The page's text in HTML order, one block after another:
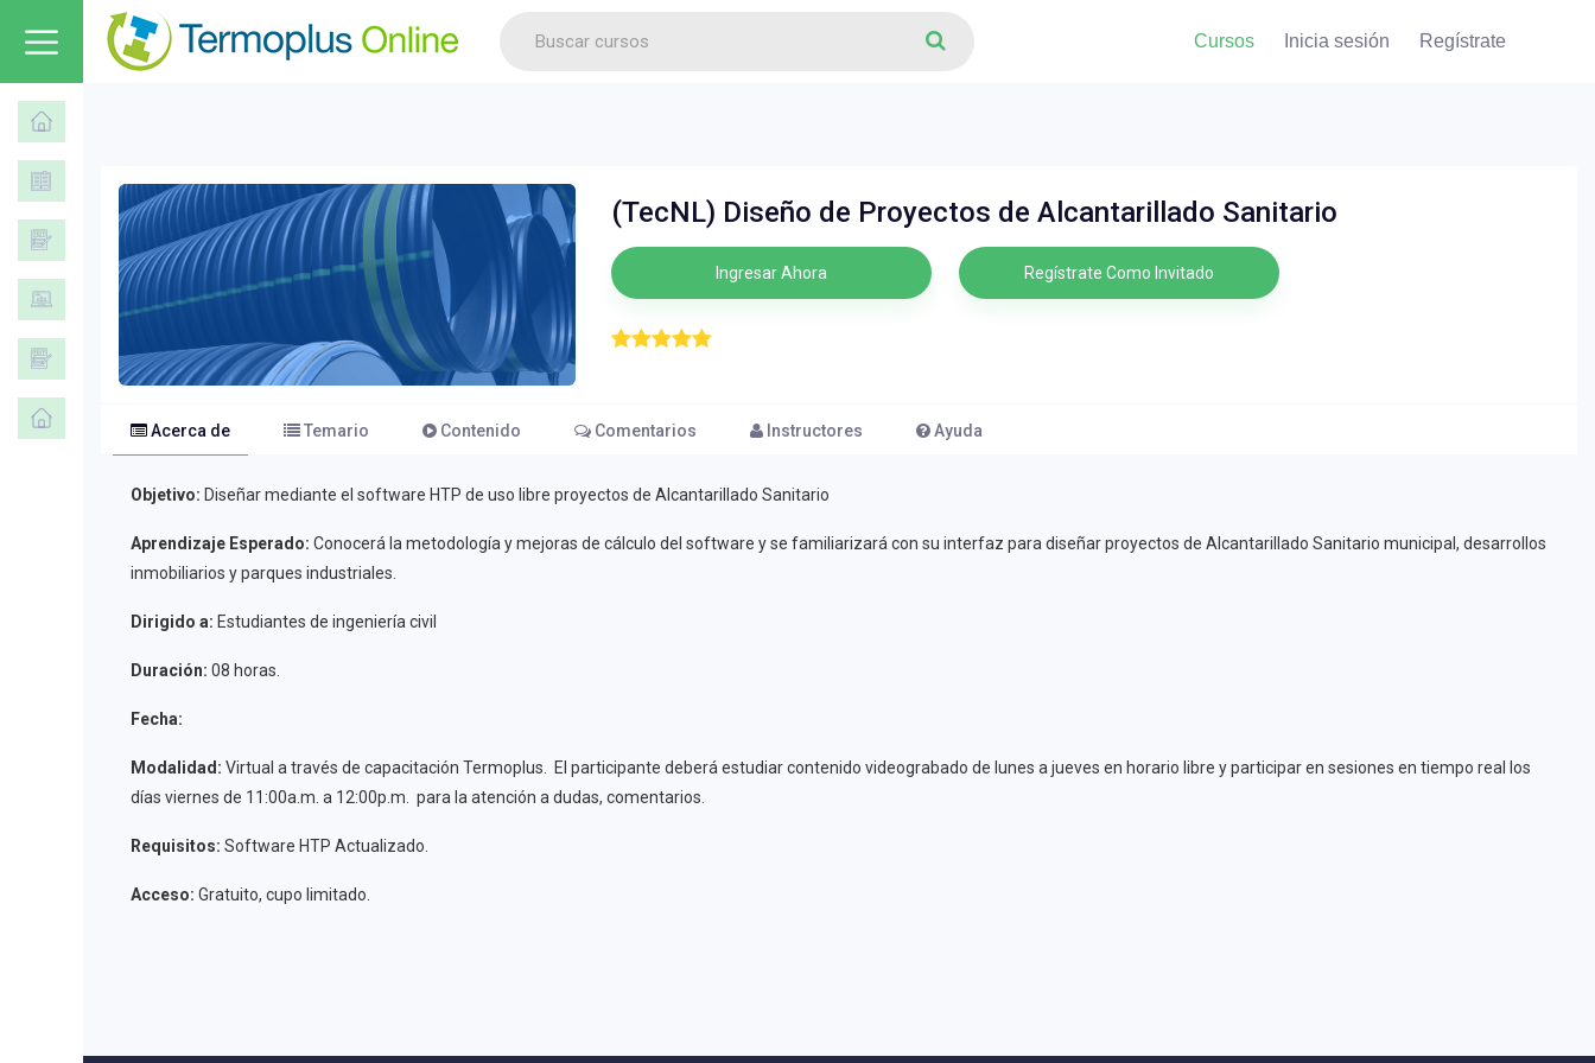
Cursos Inicia sesión Regístrate
(TecNL) Diseño de Proyectos de Alcantarillado Sanitario
Ingresar Ahora Regístrate Como Invitado
Acerca de Temario Contenido Comentarios Instructores Ayuda
Objetivo: Diseñar mediante el software HTP de uso libre proyectos de Alcantarillado Sanitario
Aprendizaje Esperado: Conocerá la metodología y mejoras de cálculo del software y se familiarizará con su interfaz para diseñar proyectos de Alcantarillado Sanitario municipal, desarrollos
inmobiliarios y parques industriales.
Dirigido a: Estudiantes de ingeniería civil
Duración: 08 horas.
Fecha:
Modalidad: Virtual a través de capacitación Termoplus. El participante deberá estudiar contenido videograbado de lunes a jueves en horario libre y participar en sesiones en tiempo real los
días viernes de 11:00a.m. a 12:00p.m. para la atención a dudas, comentarios.
Requisitos: Software HTP Actualizado.
Acceso: Gratuito, cupo limitado.